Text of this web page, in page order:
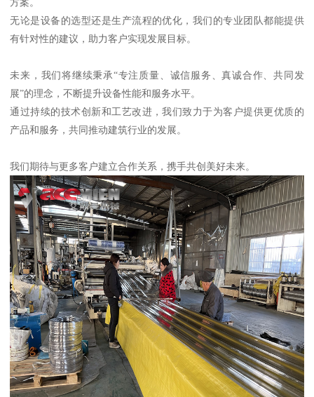
无论是设备的选型还是生产流程的优化，我们的专业团队都能提供
有针对性的建议，助力客户实现发展目标。
未来，我们将继续秉承“专注质量、诚信服务、真诚合作、共同发
展”的理念，不断提升设备性能和服务水平。
通过持续的技术创新和工艺改进，我们致力于为客户提供更优质的
产品和服务，共同推动建筑行业的发展。
我们期待与更多客户建立合作关系，携手共创美好未来。